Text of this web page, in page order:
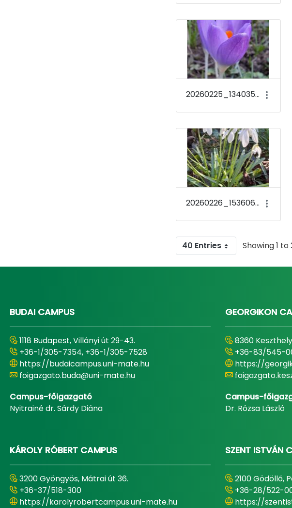
20260225_134035 Crocus tommasinianus &#39;Barr&#39;s Purple&#39;
20260226_153606 Galanthus nivalis
40 Entries Showing 1
BUDAI CAMPUS
1118 Budapest, Villányi út 29-43.
+36-1/305-7354, +36-1/305-7528
https://budaicampus.uni-mate.hu
foigazgato.buda@uni-mate.hu
Campus-főigazgató
Nyitrainé dr. Sárdy Diána
GEORGIKON
8360
+36-83/545-
https://
Campus-
Dr. Rózsa László
KÁROLY RÓBERT CAMPUS
3200 Gyöngyös, Mátrai út 36.
+36-37/518-300
https://karolyrobertcampus.uni-mate.hu
SZENT ISTVÁN
2100 Gödöllő,
+36-28/522-
https://